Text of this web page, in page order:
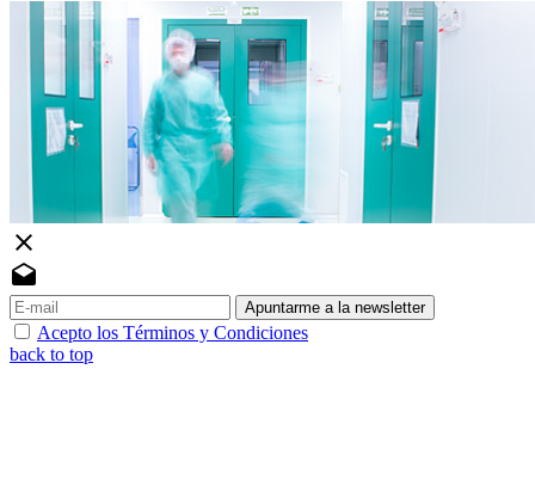
close
drafts
Apuntarme a la newsletter
Acepto los Términos y Condiciones
back to top